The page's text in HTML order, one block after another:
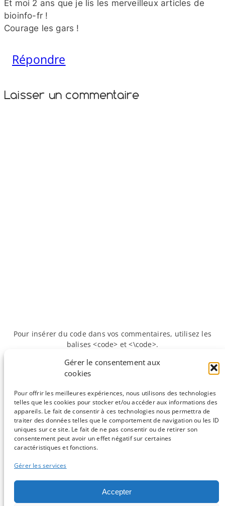
Gérer le consentement aux
cookies
Pour offrir les meilleures expériences, nous utilisons des technologies
telles que les cookies pour stocker et/ou accéder aux informations des
appareils. Le fait de consentir à ces technologies nous permettra de
traiter des données telles que le comportement de navigation ou les ID
uniques sur ce site. Le fait de ne pas consentir ou de retirer son
consentement peut avoir un effet négatif sur certaines
caractéristiques et fonctions.
Gérer les services
Accepter
Et moi 2 ans que je lis les merveilleux articles de
bioinfo-​fr !
Courage les gars !
Répondre
Laisser un commentaire
Pour insérer du code dans vos commentaires, utilisez les
balises <code> et <\code>.
l’analyse de séquences d’ADN
»
Sauf mention contraire, tous les articles du blog sont sous licence
Vous souhaitez participer ?